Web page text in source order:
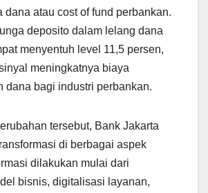
dana atau cost of fund perbankan.
deposito dalam lelang dana
menyentuh level 11,5 persen,
meningkatnya biaya
dana bagi industri perbankan.
tersebut, Bank Jakarta
di berbagai aspek
dilakukan mulai dari
bisnis, digitalisasi layanan,